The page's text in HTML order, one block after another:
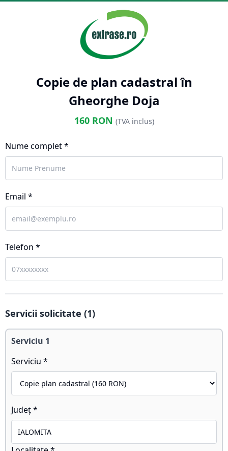
Copie de plan cadastral în
Gheorghe Doja
160RON (TVA inclus)
Nume complet *
Email *
Telefon *
Servicii solicitate (1)
Serviciu 1
Serviciu *
Județ *